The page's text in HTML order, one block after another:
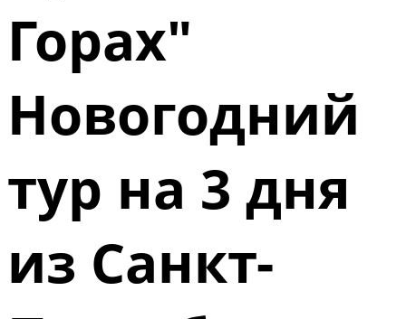
Горах"
Новогодний
тур на 3 дня
из Санкт-